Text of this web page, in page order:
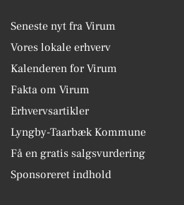
Seneste nyt fra Virum
Vores lokale erhverv
Kalenderen for Virum
Fakta om Virum
Erhvervsartikler
Lyngby-Taarbæk Kommune
Få en gratis salgsvurdering
Sponsoreret indhold